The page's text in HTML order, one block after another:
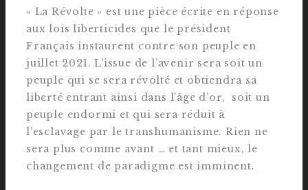
« La Révolte » est une pièce écrite en réponse
aux lois liberticides que le président
Français instaurent contre son peuple en
juillet 2021. L’issue de l’avenir sera soit un
peuple qui se sera révolté et obtiendra sa
liberté entrant ainsi dans l’âge d’or, soit un
peuple endormi et qui sera réduit à
l’esclavage par le transhumanisme. Rien ne
sera plus comme avant … et tant mieux, le
changement de paradigme est imminent.